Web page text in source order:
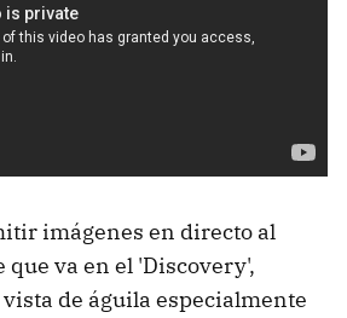
imágenes en directo al
que va en el 'Discovery',
de águila especialmente